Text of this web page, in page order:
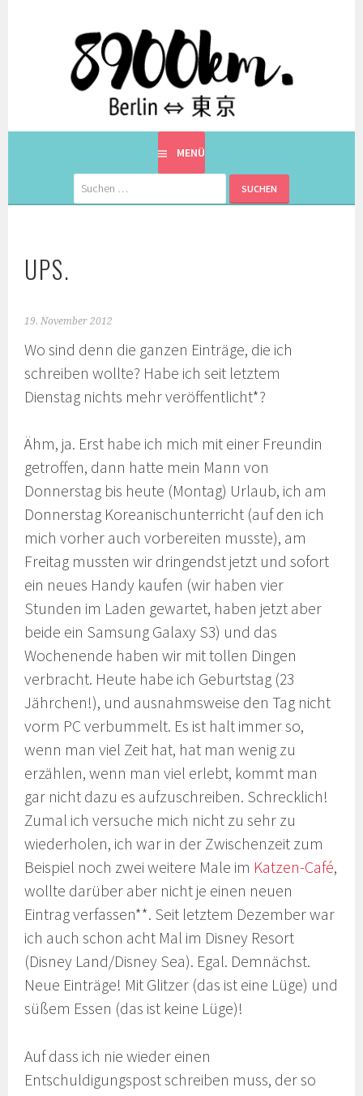
8900KM. BERLIN ⇔ 東京
EINE BERLINERIN IN JAPAN. MIT EINEM JAPANER.
MENÜ
Suchen
nach:
UPS.
19. November 2012
Wo sind denn die ganzen Einträge, die ich
schreiben wollte? Habe ich seit letztem
Dienstag nichts mehr veröffentlicht*?
Ähm, ja. Erst habe ich mich mit einer Freundin
getroffen, dann hatte mein Mann von
Donnerstag bis heute (Montag) Urlaub, ich am
Donnerstag Koreanischunterricht (auf den ich
mich vorher auch vorbereiten musste), am
Freitag mussten wir dringendst jetzt und sofort
ein neues Handy kaufen (wir haben vier
Stunden im Laden gewartet, haben jetzt aber
beide ein Samsung Galaxy S3) und das
Wochenende haben wir mit tollen Dingen
verbracht. Heute habe ich Geburtstag (23
Jährchen!), und ausnahmsweise den Tag nicht
vorm PC verbummelt. Es ist halt immer so,
wenn man viel Zeit hat, hat man wenig zu
erzählen, wenn man viel erlebt, kommt man
gar nicht dazu es aufzuschreiben. Schrecklich!
Zumal ich versuche mich nicht zu sehr zu
wiederholen, ich war in der Zwischenzeit zum
Beispiel noch zwei weitere Male im Katzen-Café,
wollte darüber aber nicht je einen neuen
Eintrag verfassen**. Seit letztem Dezember war
ich auch schon acht Mal im Disney Resort
(Disney Land/Disney Sea). Egal. Demnächst.
Neue Einträge! Mit Glitzer (das ist eine Lüge) und
süßem Essen (das ist keine Lüge)!
Auf dass ich nie wieder einen
Entschuldigungspost schreiben muss, der so